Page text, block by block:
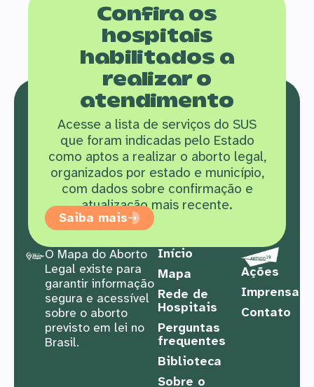
Confira os
hospitais
habilitados a
realizar o
atendimento
Acesse a lista de serviços do SUS
que foram indicadas pelo Estado
como aptos a realizar o aborto legal,
organizados por estado e município,
com dados sobre confirmação e
atualização mais recente.
Saiba mais
O Mapa do Aborto
Legal existe para
garantir informação
segura e acessível
sobre o aborto
previsto em lei no
Brasil.
Início
Mapa
Rede de
Hospitais
Perguntas
frequentes
Biblioteca
Sobre o
Ações
Imprensa
Contato